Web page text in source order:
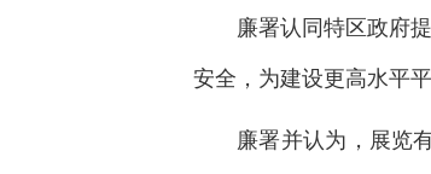
廉署认同特区政府
安全，为建设更高水平
廉署并认为，展览